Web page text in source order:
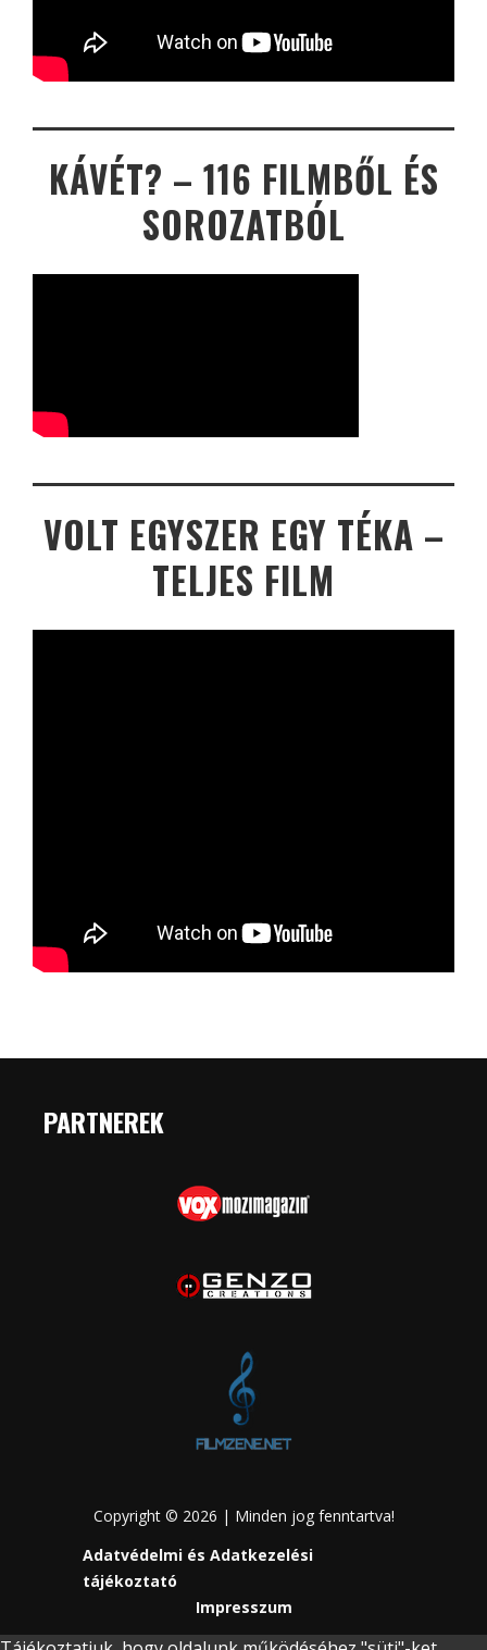
KÁVÉT? – 116 FILMBŐL ÉS
SOROZATBÓL
VOLT EGYSZER EGY TÉKA –
TELJES FILM
PARTNEREK
Copyright © 2026 | Minden jog fenntartva!
Adatvédelmi és Adatkezelési
tájékoztató
Impresszum